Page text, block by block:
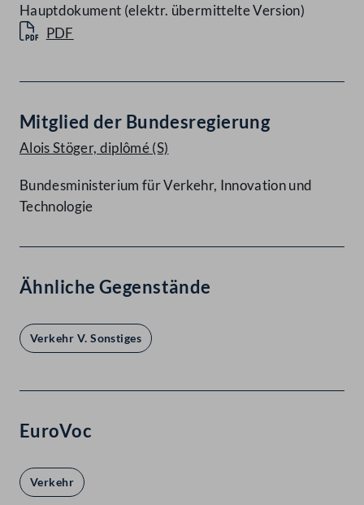
Hauptdokument (elektr. übermittelte Version)
PDF
Mitglied der Bundesregierung
Alois Stöger, diplômé(S)
Bundesministerium für Verkehr, Innovation und
Technologie
Ähnliche Gegenstände
Verkehr V. Sonstiges
EuroVoc
Verkehr